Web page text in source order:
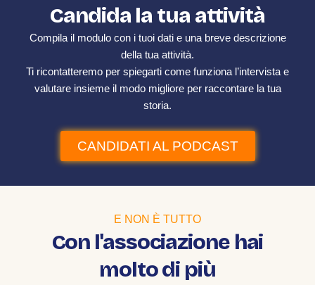
Candida la tua attività
Compila il modulo con i tuoi dati e una breve descrizione
della tua attività.
Ti ricontatteremo per spiegarti come funziona l’intervista e
valutare insieme il modo migliore per raccontare la tua
storia.
CANDIDATI AL PODCAST
E NON È TUTTO
Con l'associazione hai
molto di più